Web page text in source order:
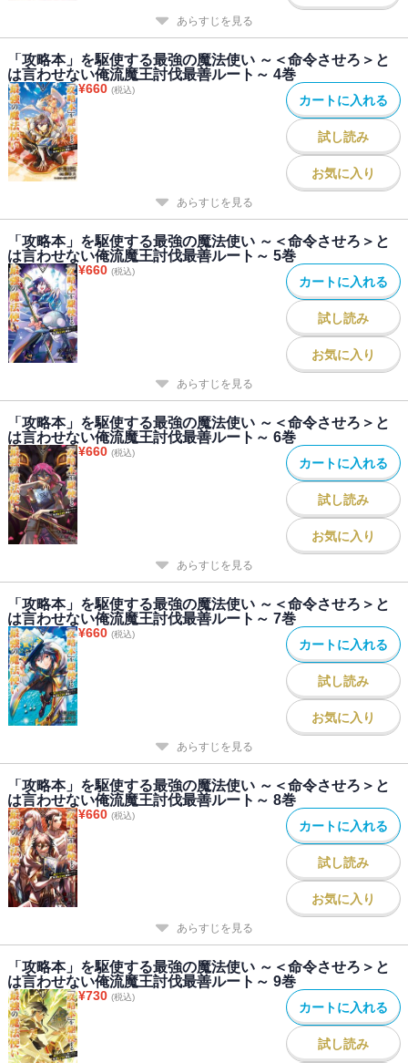
あらすじを見る
「攻略本」を駆使する最強の魔法使い ～＜命令させろ＞と
は言わせない俺流魔王討伐最善ルート～ 4巻
¥660 (税込)
カートに入れる
試し読み
お気に入り
あらすじを見る
「攻略本」を駆使する最強の魔法使い ～＜命令させろ＞と
は言わせない俺流魔王討伐最善ルート～ 5巻
¥660 (税込)
カートに入れる
試し読み
お気に入り
あらすじを見る
「攻略本」を駆使する最強の魔法使い ～＜命令させろ＞と
は言わせない俺流魔王討伐最善ルート～ 6巻
¥660 (税込)
カートに入れる
試し読み
お気に入り
あらすじを見る
「攻略本」を駆使する最強の魔法使い ～＜命令させろ＞と
は言わせない俺流魔王討伐最善ルート～ 7巻
¥660 (税込)
カートに入れる
試し読み
お気に入り
あらすじを見る
「攻略本」を駆使する最強の魔法使い ～＜命令させろ＞と
は言わせない俺流魔王討伐最善ルート～ 8巻
¥660 (税込)
カートに入れる
試し読み
お気に入り
あらすじを見る
「攻略本」を駆使する最強の魔法使い ～＜命令させろ＞と
は言わせない俺流魔王討伐最善ルート～ 9巻
¥730 (税込)
カートに入れる
試し読み